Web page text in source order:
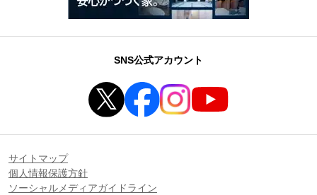
SNS公式アカウント
サイトマップ
個人情報保護方針
ソーシャルメディアガイドライン